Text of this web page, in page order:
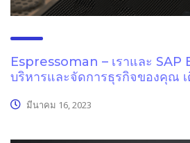
Espressoman – เราและ
บริหารและจัดการธุรกิจของคุณ
มีนาคม 16, 2023